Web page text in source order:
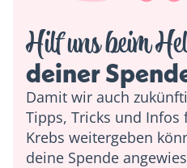
Hilf uns beim
deiner
Damit wir auch
Tipps, Tricks und Infos
Krebs weitergeben
deine Spende